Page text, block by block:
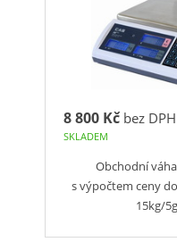
8 800 Kč bez DPH
SKLADEM
Obchodní váha
s výpočtem ceny
15kg/